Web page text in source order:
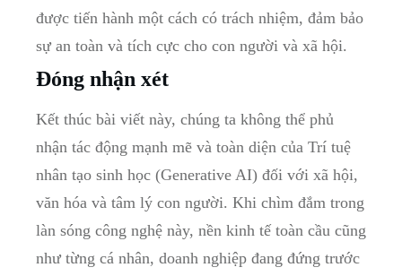
được tiến hành một cách có trách nhiệm, đảm bảo
sự an toàn và tích cực cho con người và xã hội.
Đóng nhận xét
Kết thúc bài viết này, chúng ta không thể phủ
nhận tác động mạnh mẽ và toàn diện của Trí tuệ
nhân tạo sinh học (Generative AI) đối với xã hội,
văn hóa và tâm lý con người. Khi chìm đắm trong
làn sóng công nghệ này, nền kinh tế toàn cầu cũng
như từng cá nhân, doanh nghiệp đang đứng trước